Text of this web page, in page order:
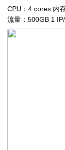
CPU：4 cores 内
流量：500GB 1